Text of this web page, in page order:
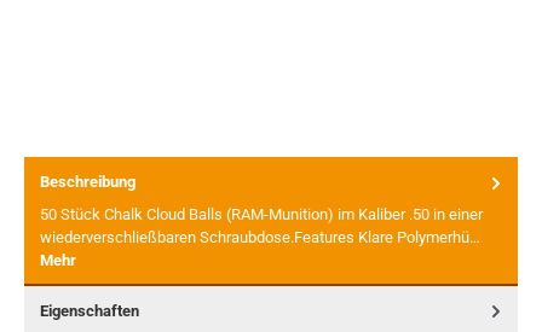
Beschreibung
50 Stück Chalk Cloud Balls (RAM-Munition) im Kaliber .50 in einer
wiederverschließbaren Schraubdose.Features Klare Polymerhü…
Mehr
Eigenschaften